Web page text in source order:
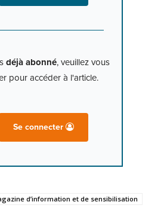
déjà abonné, veuillez vous
pour accéder à l'article.
Se connecter
d’information et de sensibilisation